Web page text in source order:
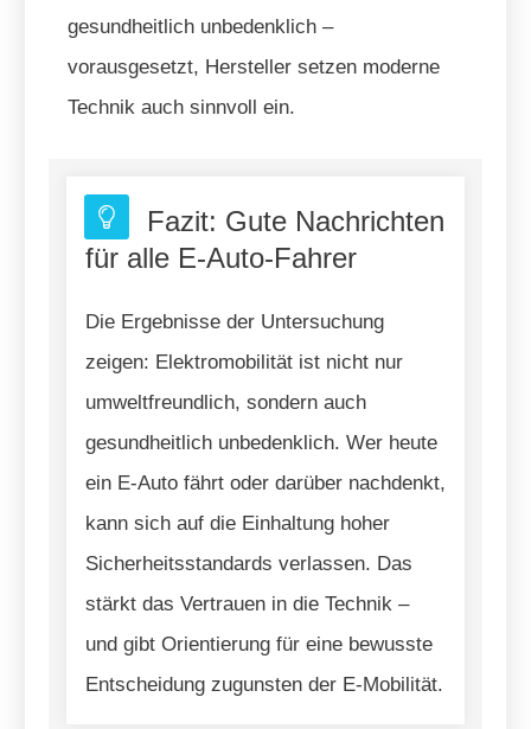
gesundheitlich unbedenklich –
vorausgesetzt, Hersteller setzen moderne
Technik auch sinnvoll ein.
Fazit: Gute Nachrichten
für alle E-Auto-Fahrer
Die Ergebnisse der Untersuchung
zeigen: Elektromobilität ist nicht nur
umweltfreundlich, sondern auch
gesundheitlich unbedenklich. Wer heute
ein E-Auto fährt oder darüber nachdenkt,
kann sich auf die Einhaltung hoher
Sicherheitsstandards verlassen. Das
stärkt das Vertrauen in die Technik –
und gibt Orientierung für eine bewusste
Entscheidung zugunsten der E-Mobilität.